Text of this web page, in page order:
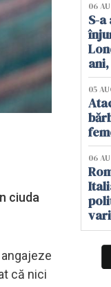
ciuda
că nici
06
S-
05
06